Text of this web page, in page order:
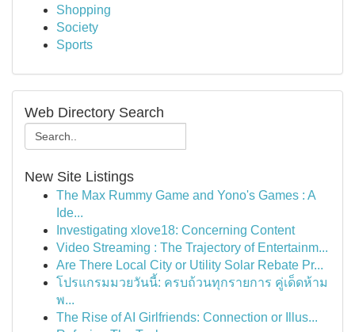
Shopping
Society
Sports
Web Directory Search
New Site Listings
The Max Rummy Game and Yono's Games : A
Ide...
Investigating xlove18: Concerning Content
Video Streaming : The Trajectory of Entertainm...
Are There Local City or Utility Solar Rebate Pr...
โปรแกรมมวยวันนี้: ครบถ้วนทุกรายการ คู่เด็ดห้าม
พ...
The Rise of AI Girlfriends: Connection or Illus...